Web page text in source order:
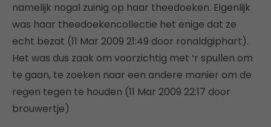
namelijk nogal zuinig op haar theedoeken. Eigenlijk
was haar theedoekencollectie het enige dat ze
echt bezat (11 Mar 2009 21:49 door ronaldgiphart).
Het was dus zaak om voorzichtig met ‘r spullen om
te gaan, te zoeken naar een andere manier om de
regen tegen te houden (11 Mar 2009 22:17 door
brouwertje)